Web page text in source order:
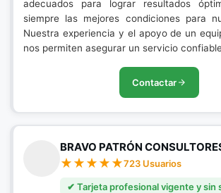
adecuados para lograr resultados
siempre las mejores condiciones para
Nuestra experiencia y el apoyo de un
nos permiten asegurar un servicio
Contactar
BRAVO PATRÓN
723 Usuarios
✔ Tarjeta profesional vigente y sin